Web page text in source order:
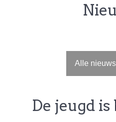
Alle
De jeugd